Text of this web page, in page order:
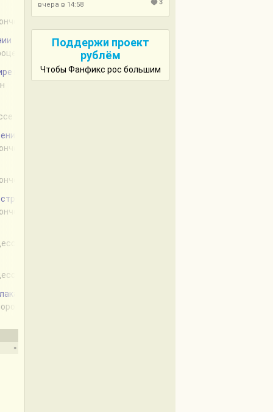
магии
вечерком
»
вчера в 14:58 3
Поддержи проект
рублём
Чтобы Фанфикс рос большим